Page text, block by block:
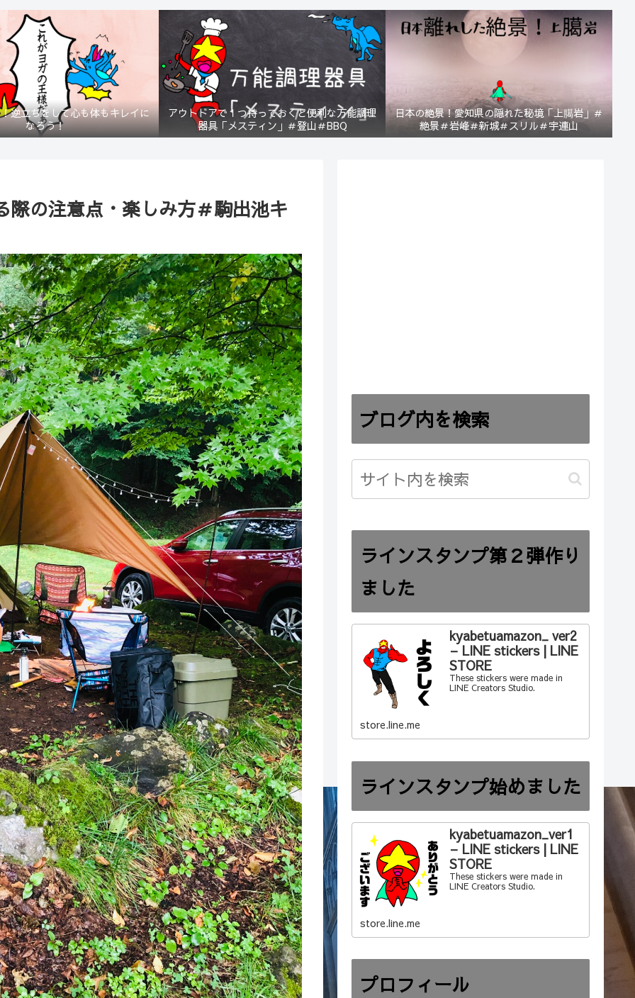
逆立ちをして心も体もキレイに
なろう！
アウトドアで１つ持っておくと便利な万能調理
器具「メスティン」＃登山＃BBQ
日本の絶景！愛知県の隠れた秘境「上臈岩」＃
絶景＃岩峰＃新城＃スリル＃宇連山
の注意点・楽しみ方＃駒出池キ
ブログ内を検索
ラインスタンプ第２弾作り
ました
kyabetuamazon_ ver2
– LINE stickers | LINE
STORE
These stickers were made in
LINE Creators Studio.
store.line.me
ラインスタンプ始めました
kyabetuamazon_ver1
– LINE stickers | LINE
STORE
These stickers were made in
LINE Creators Studio.
store.line.me
プロフィール